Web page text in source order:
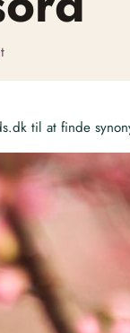
til at finde